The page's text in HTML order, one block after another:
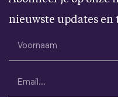
nieuwste updates en